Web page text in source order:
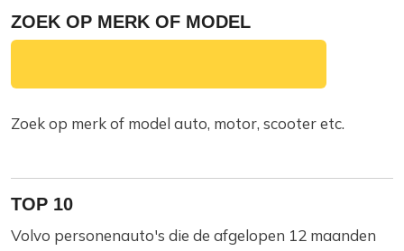
ZOEK OP MERK OF MODEL
Zoek op merk of model auto, motor, scooter etc.
TOP 10
Volvo personenauto's die de afgelopen 12 maanden